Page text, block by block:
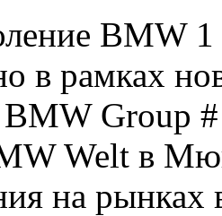
BMW
в рамках
Group
Welt в
на рынках